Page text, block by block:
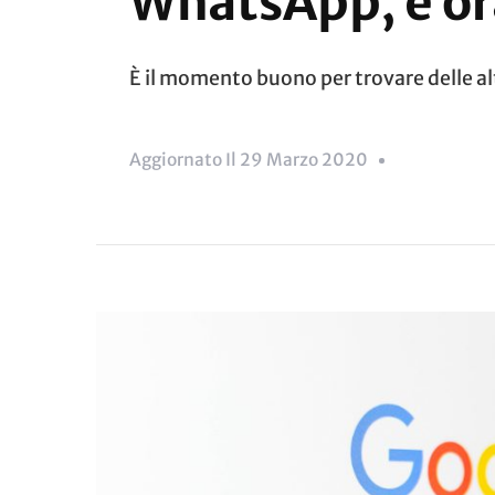
È il momento buono per trovare delle
Aggiornato Il 29 Marzo 2020